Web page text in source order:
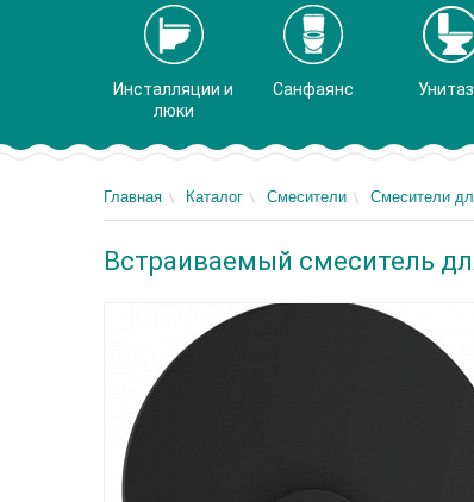
Инсталляции и
люки
Санфаянс
Главная Каталог Смесители Смесители
Встраиваемый смеситель